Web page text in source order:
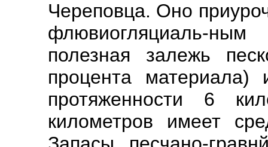
Череповца. Оно
флювиогляциаль-
полезная залежь
процента
протяженности 6
километров имеет